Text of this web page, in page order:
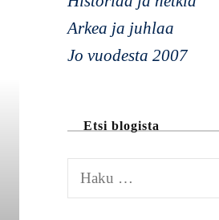
Arkea ja juhlaa
Jo vuodesta 2007
Etsi blogista
a